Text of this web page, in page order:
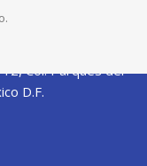
Col. Parques del
D.F.